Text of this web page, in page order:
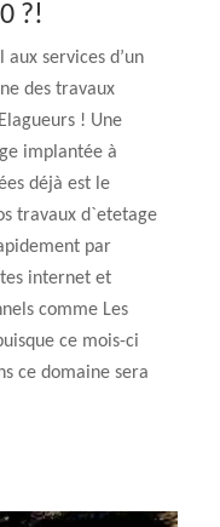
?!
aux services d’un
des travaux
! Une
implantée à
déjà est le
travaux d`etetage
par
internet et
comme Les
ce mois-ci
ce domaine sera